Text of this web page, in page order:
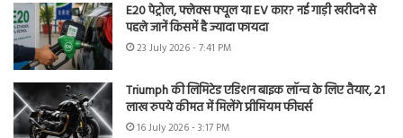
E20 पेट्रोल, फ्लेक्स फ्यूल या EV कार? नई गाड़ी खरीदने से
पहले जानें किसमें है ज्यादा फायदा
23 July 2026 - 7:41 PM
Triumph की लिमिटेड एडिशन बाइक लॉन्च के लिए तैयार, 21
लाख रुपये कीमत में मिलेंगे प्रीमियम फीचर्स
16 July 2026 - 3:17 PM